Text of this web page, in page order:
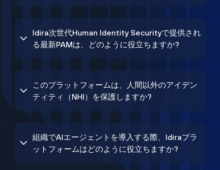
Idira次世代Human Identity Securityで提供され
る最新PAMは、どのように役立ちますか?
このプラットフォームは、人間以外のアイデン
ティティ（NHI）を保護しますか?
組織でAIエージェントを導入する際、Idiraプラ
ットフォームはどのように役立ちますか?